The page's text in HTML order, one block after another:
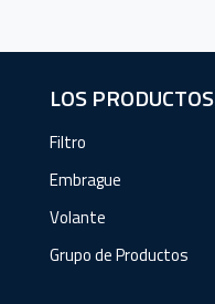
LOS PRODUCTOS
Filtro
Embrague
Volante
Grupo de Productos